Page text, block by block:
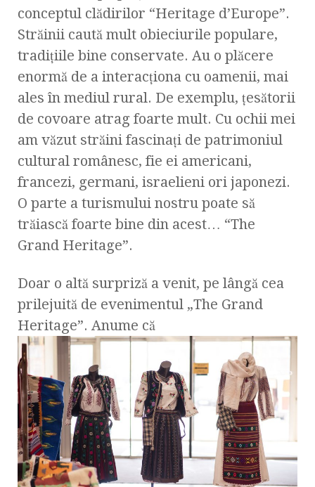
conceptul clădirilor “Heritage d’Europe”.
Străinii caută mult obieciurile populare,
tradiţiile bine conservate. Au o plăcere
enormă de a interacţiona cu oamenii, mai
ales în mediul rural. De exemplu, ţesătorii
de covoare atrag foarte mult. Cu ochii mei
am văzut străini fascinaţi de patrimoniul
cultural românesc, fie ei americani,
francezi, germani, israelieni ori japonezi.
O parte a turismului nostru poate să
trăiască foarte bine din acest… “The
Grand Heritage”.
Doar o altă surpriză a venit, pe lângă cea
prilejuită de evenimentul „The Grand
Heritage”. Anume că